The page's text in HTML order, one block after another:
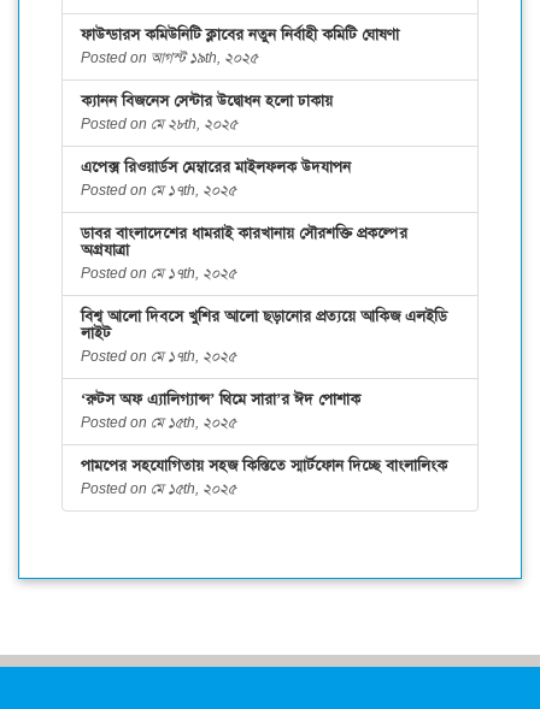
ফাউন্ডারস কমিউনিটি ক্লাবের নতুন নির্বাহী কমিটি ঘোষণা
Posted on আগস্ট ১৯th, ২০২৫
ক্যানন বিজনেস সেন্টার উদ্বোধন হলো ঢাকায়
Posted on মে ২৮th, ২০২৫
এপেক্স রিওয়ার্ডস মেম্বারের মাইলফলক উদযাপন
Posted on মে ১৭th, ২০২৫
ডাবর বাংলাদেশের ধামরাই কারখানায় সৌরশক্তি প্রকল্পের
অগ্রযাত্রা
Posted on মে ১৭th, ২০২৫
বিশ্ব আলো দিবসে খুশির আলো ছড়ানোর প্রত্যয়ে আকিজ এলইডি
লাইট
Posted on মে ১৭th, ২০২৫
‘রুটস অফ এ্যালিগ্যান্স’ থিমে সারা’র ঈদ পোশাক
Posted on মে ১৫th, ২০২৫
পামপের সহযোগিতায় সহজ কিস্তিতে স্মার্টফোন দিচ্ছে বাংলালিংক
Posted on মে ১৫th, ২০২৫